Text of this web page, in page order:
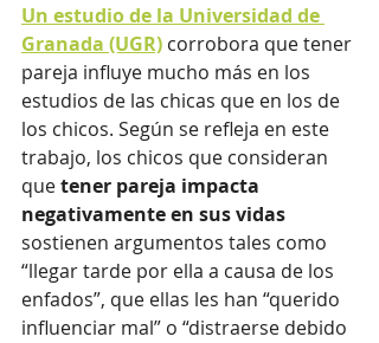
Un estudio de la Universidad de
Granada (UGR) corrobora que tener
pareja influye mucho más en los
estudios de las chicas que en los de
los chicos. Según se refleja en este
trabajo, los chicos que consideran
que tener pareja impacta
negativamente en sus vidas
sostienen argumentos tales como
“llegar tarde por ella a causa de los
enfados”, que ellas les han “querido
influenciar mal” o “distraerse debido